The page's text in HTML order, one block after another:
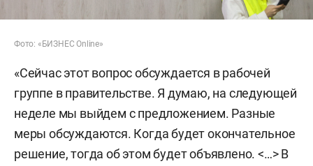
Фото: «БИЗНЕС Online»
«Сейчас этот вопрос обсуждается в рабочей
группе в правительстве. Я думаю, на следующей
неделе мы выйдем с предложением. Разные
меры обсуждаются. Когда будет окончательное
решение, тогда об этом будет объявлено. <…> В